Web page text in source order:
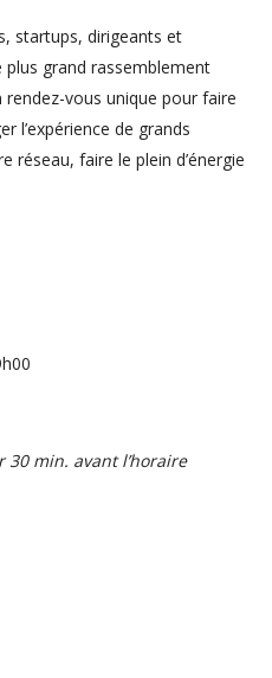
startups, dirigeants et
grand rassemblement
rendez-vous unique pour faire
l’expérience de grands
réseau, faire le plein d’énergie
30 min. avant l’horaire